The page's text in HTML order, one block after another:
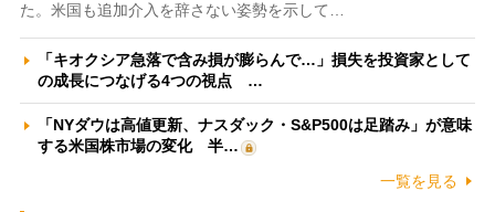
た。米国も追加介入を辞さない姿勢を示して…
「キオクシア急落で含み損が膨らんで…」損失を投資家として
の成長につなげる4つの視点 …
「NYダウは高値更新、ナスダック・S&P500は足踏み」が意味
する米国株市場の変化 半…
一覧を見る